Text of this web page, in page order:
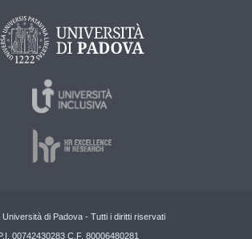
di Padova - Tutti i diritti riservati
00742430283 C.F. 80006480281